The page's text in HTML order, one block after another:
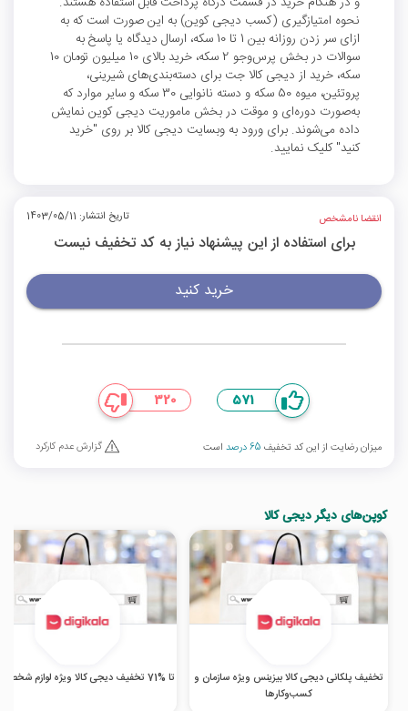
نحوه امتیازگیری (کسب دیجی کوین) به این صورت است که به
ازای سر زدن روزانه بین 1 تا 10 سکه، ارسال دیدگاه یا پاسخ به
سوالات در بخش پرس‌وجو 2 سکه، خرید بالای 10 میلیون تومان 10
سکه، خرید از دیجی کالا جت برای دسته‌بندی‌های شیرینی،
پروتئین، میوه 50 سکه و دسته نانوایی 30 سکه و سایر موارد که
به‌صورت دوره‌ای و موقت در بخش ماموریت دیجی کوین نمایش
داده می‌شوند. برای ورود به وبسایت دیجی کالا بر روی "خرید
کنید" کلیک نمایید.
انقضا نامشخص تاریخ انتشار: 1403/05/11
برای استفاده از این پیشنهاد نیاز به کد تخفیف نیست
خرید کنید
571
320
میزان رضایت از این کد تخفیف 65 درصد است گزارش عدم کارکرد
کوپن‌های دیگر دیجی کالا
تخفیف پلکانی دیجی کالا بیزینس ویژه سازمان و
کسب‌‌وکارها
تا %71 تخفیف دیجی کالا ویژه لوازم شخصی برقی